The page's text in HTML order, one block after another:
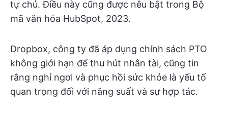
tự chủ. Điều này cũng được nêu bật trong Bộ
mã văn hóa HubSpot, 2023.
Dropbox, công ty đã áp dụng chính sách PTO
không giới hạn để thu hút nhân tài, cũng tin
rằng nghỉ ngơi và phục hồi sức khỏe là yếu tố
quan trọng đối với năng suất và sự hợp tác.